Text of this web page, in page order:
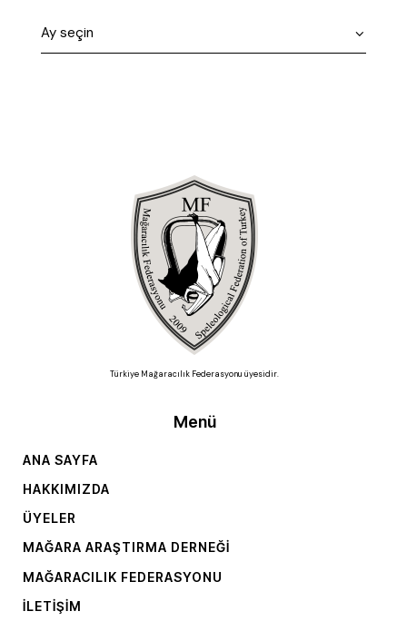
Türkiye Mağaracılık Federasyonu üyesidir.
Menü
ANA SAYFA
HAKKIMIZDA
ÜYELER
MAĞARA ARAŞTIRMA DERNEĞI
MAĞARACILIK FEDERASYONU
İLETIŞIM